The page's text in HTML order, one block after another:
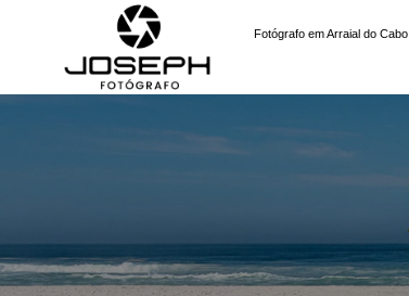
Fotógrafo em Arraial do Cabo